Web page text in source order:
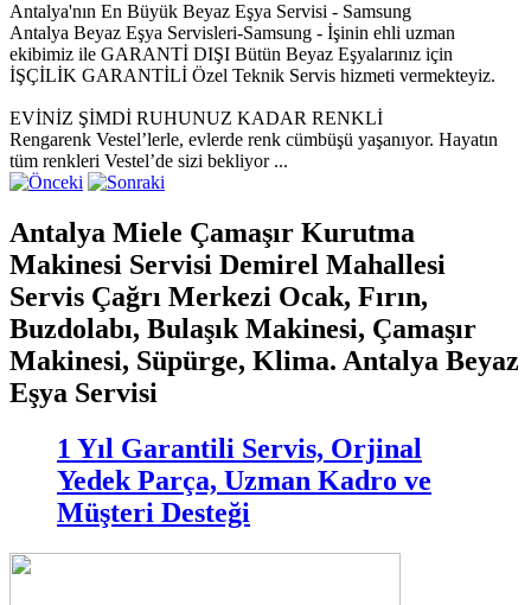
Antalya'nın En Büyük Beyaz Eşya Servisi - Samsung
Antalya Beyaz Eşya Servisleri-Samsung - İşinin ehli uzman
ekibimiz ile GARANTİ DIŞI Bütün Beyaz Eşyalarınız için
İŞÇİLİK GARANTİLİ Özel Teknik Servis hizmeti vermekteyiz.
EVİNİZ ŞİMDİ RUHUNUZ KADAR RENKLİ
Rengarenk Vestel’lerle, evlerde renk cümbüşü yaşanıyor. Hayatın
tüm renkleri Vestel’de sizi bekliyor ...
Antalya Miele Çamaşır Kurutma
Makinesi Servisi Demirel Mahallesi
Servis Çağrı Merkezi Ocak, Fırın,
Buzdolabı, Bulaşık Makinesi, Çamaşır
Makinesi, Süpürge, Klima. Antalya Beyaz
Eşya Servisi
1 Yıl Garantili Servis, Orjinal
Yedek Parça, Uzman Kadro ve
Müşteri Desteği